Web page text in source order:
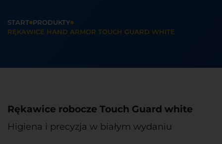
START PRODUKTY
RĘKAWICE HAND ARMOR TOUCH GUARD WHITE
Rękawice robocze Touch Guard white
Higiena i precyzja w białym wydaniu